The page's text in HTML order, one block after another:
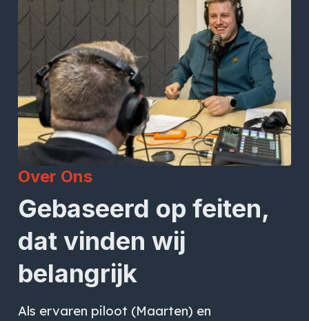
Over Ons
Gebaseerd op feiten,
dat vinden wij
belangrijk
Als ervaren piloot (Maarten) en